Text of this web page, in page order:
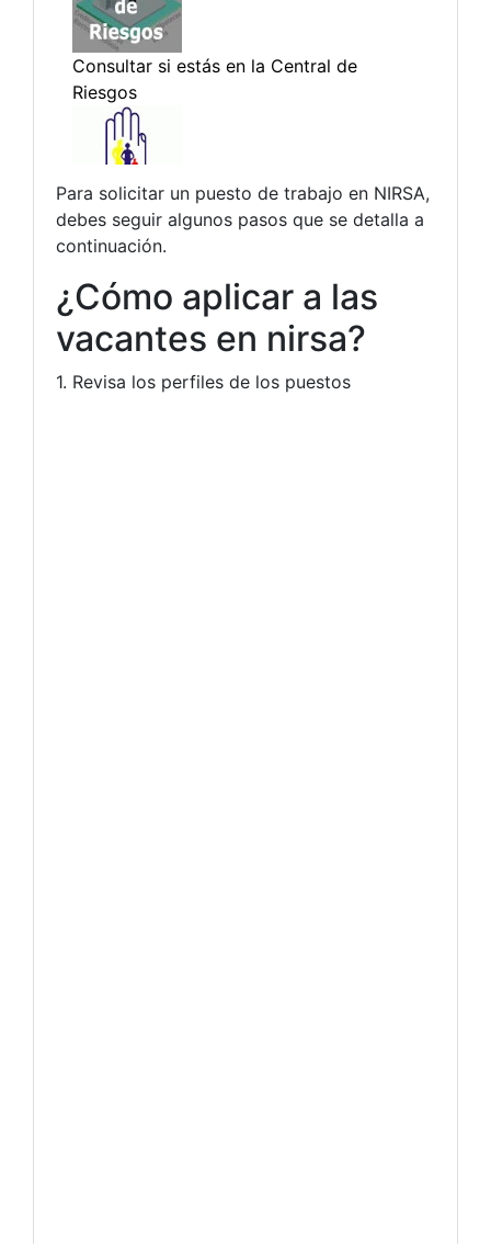
Para solicitar un puesto de trabajo en NIRSA,
debes seguir algunos pasos que se detalla a
continuación.
¿Cómo aplicar a las
vacantes en nirsa?
1. Revisa los perfiles de los puestos